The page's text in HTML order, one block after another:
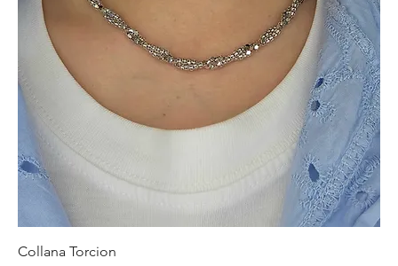
Collana Torcion